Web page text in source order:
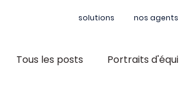
solutions nos agents
Tous les posts Portraits